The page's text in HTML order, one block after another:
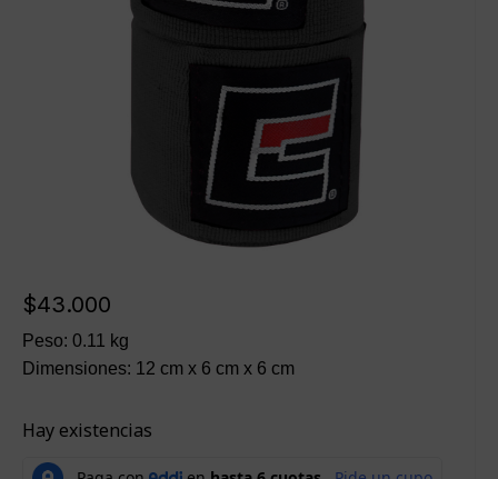
$43.000
Peso: 0.11 kg
Dimensiones: 12 cm x 6 cm x 6 cm
Hay existencias